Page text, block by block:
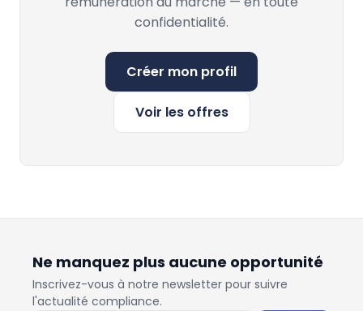
confidentialité.
Créer mon profil
Voir les offres
Ne manquez plus aucune opportunité
Inscrivez-vous à notre newsletter pour suivre
l'actualité compliance.